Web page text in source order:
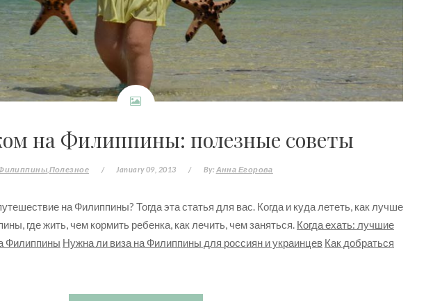
на Филиппины: полезные советы
Полезное / January 09, 2013 / By: Анна Егорова
на Филиппины? Тогда эта статья для вас. Когда и куда лететь, как лучше
где жить, чем кормить ребенка, как лечить, чем заняться. Когда ехать: лучшие
Филиппины Нужна ли виза на Филиппины для россиян и украинцев Как добраться